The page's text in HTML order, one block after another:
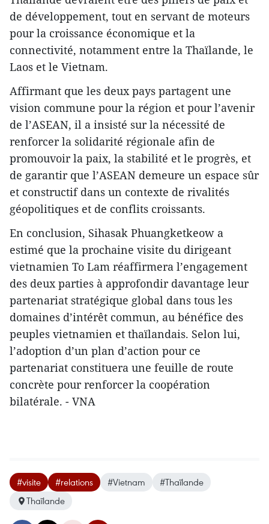
de développement, tout en servant de moteurs
pour la croissance économique et la
connectivité, notamment entre la Thaïlande, le
Laos et le Vietnam.
Affirmant que les deux pays partagent une
vision commune pour la région et pour l’avenir
de l’ASEAN, il a insisté sur la nécessité de
renforcer la solidarité régionale afin de
promouvoir la paix, la stabilité et le progrès, et
de garantir que l’ASEAN demeure un espace sûr
et constructif dans un contexte de rivalités
géopolitiques et de conflits croissants.
En conclusion, Sihasak Phuangketkeow a
estimé que la prochaine visite du dirigeant
vietnamien To Lam réaffirmera l’engagement
des deux parties à approfondir davantage leur
partenariat stratégique global dans tous les
domaines d’intérêt commun, au bénéfice des
peuples vietnamien et thaïlandais. Selon lui,
l’adoption d’un plan d’action pour ce
partenariat constituera une feuille de route
concrète pour renforcer la coopération
bilatérale. - VNA
#visite #relations #Vietnam
#Thaïlande
Thaïlande